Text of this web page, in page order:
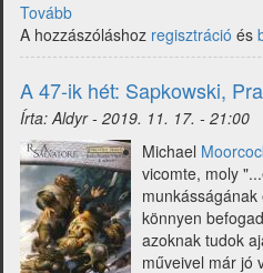
Tovább
48-
ik
hét
hírei
-
Divine
Divinity,
Pagan
és
Sanderson)
A hozzászóláshoz regisztráció és
A 47-ik hét: Sapkowski,
Írta:Aldyr- 2019. 11. 17. - 21:00
Michael
vicomte, moly
könnyen
azoknak tudok
műveivel már jó